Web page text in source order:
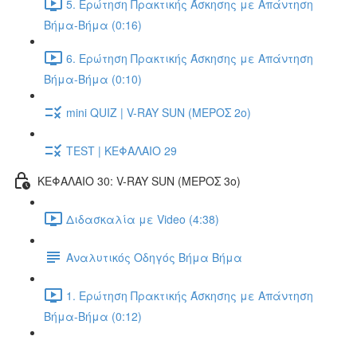
5. Ερώτηση Πρακτικής Άσκησης με Απάντηση
Βήμα-Βήμα (0:16)
6. Ερώτηση Πρακτικής Άσκησης με Απάντηση
Βήμα-Βήμα (0:10)
mini QUIZ | V-RAY SUN (ΜΕΡΟΣ 2o)
TEST | ΚΕΦΑΛΑΙΟ 29
ΚΕΦΑΛΑΙΟ 30: V-RAY SUN (ΜΕΡΟΣ 3o)
Διδασκαλία με Video (4:38)
Αναλυτικός Οδηγός Βήμα Βήμα
1. Ερώτηση Πρακτικής Άσκησης με Απάντηση
Βήμα-Βήμα (0:12)